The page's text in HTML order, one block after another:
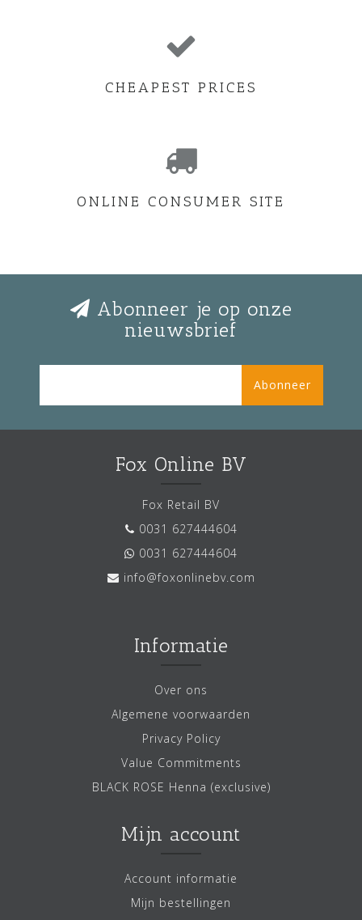
CHEAPEST PRICES
ONLINE CONSUMER SITE
Abonneer je op onze
nieuwsbrief
Abonneer
Fox Online BV
Fox Retail BV
0031 627444604
0031 627444604
info@foxonlinebv.com
Informatie
Over ons
Algemene voorwaarden
Privacy Policy
Value Commitments
BLACK ROSE Henna (exclusive)
Mijn account
Account informatie
Mijn bestellingen